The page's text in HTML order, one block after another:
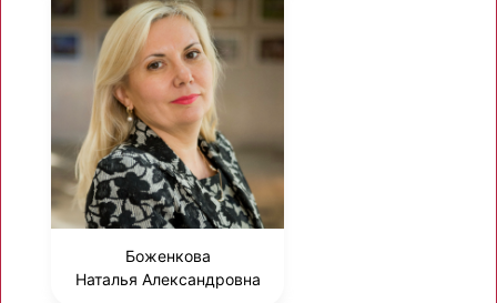
Боженкова
Наталья Александровна